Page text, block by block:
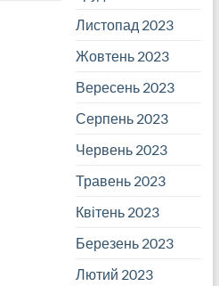
Листопад 2023
Жовтень 2023
Вересень 2023
Серпень 2023
Червень 2023
Травень 2023
Квітень 2023
Березень 2023
Лютий 2023